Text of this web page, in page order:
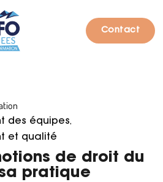
Contact
des équipes,
et qualité
de droit du
pratique